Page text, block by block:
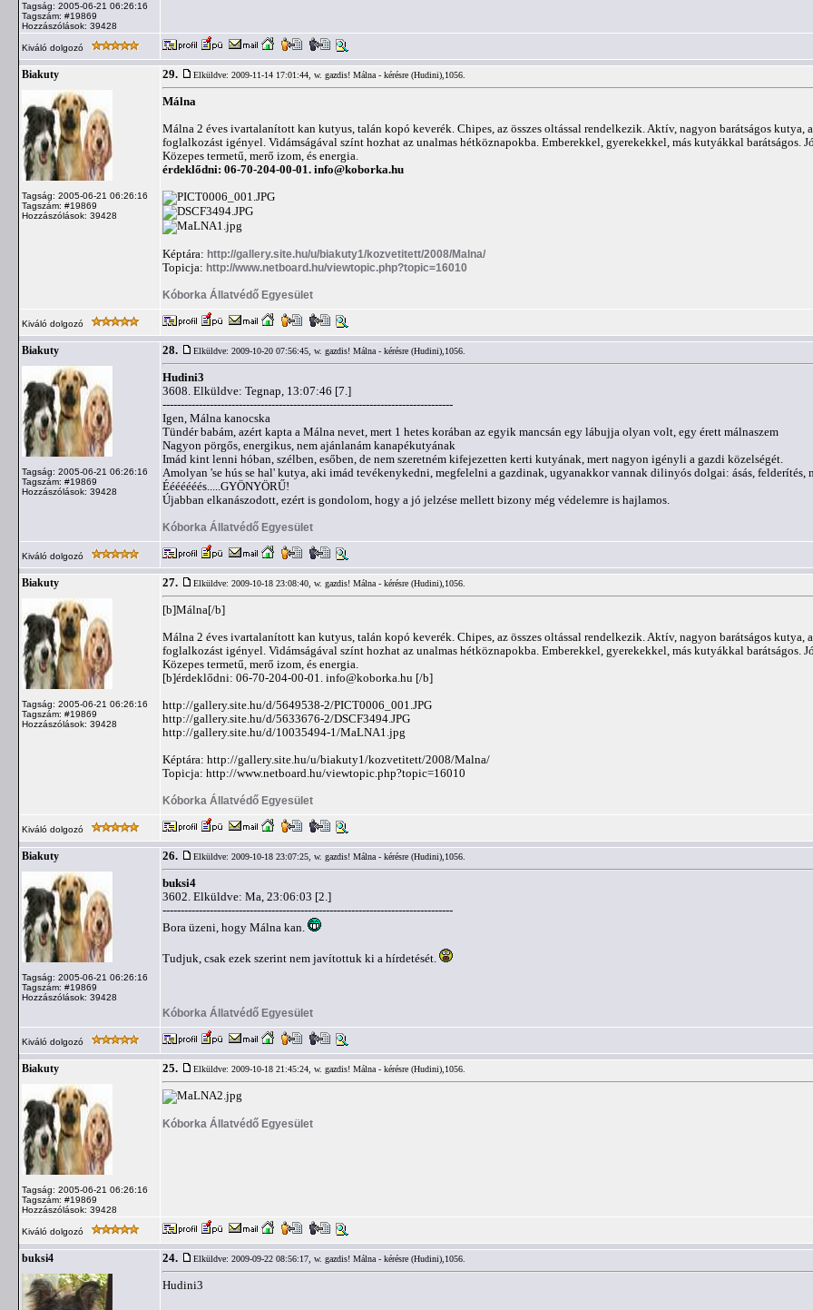
Tagság: 2005-06-21 06:26:16
Tagszám: #19869
Hozzászólások: 39428
Kiváló dolgozó
Biakuty
Tagság: 2005-06-21 06:26:16
Tagszám: #19869
Hozzászólások: 39428
29. Elküldve: 2009-11-14 17:01:44, w. gazdis! Málna - kérésre (Hudini),1056.
Málna
Málna 2 éves ivartalanított kan kutyus, talán kopó keverék. Chipes, az összes oltással rendelkezik. Aktív, nagyon barátságos
foglalkozást igényel. Vidámságával színt hozhat az unalmas hétköznapokba. Emberekkel, gyerekekkel, más kutyákkal barátságos.
Közepes termetű, merő izom, és energia.
érdeklődni: 06-70-204-00-01. info@koborka.hu
Képtára: http://gallery.site.hu/u/biakuty1/kozvetitett/2008/Malna/
Topicja: http://www.netboard.hu/viewtopic.php?topic=16010
Kóborka Állatvédő Egyesület
Kiváló dolgozó
Biakuty
Tagság: 2005-06-21 06:26:16
Tagszám: #19869
Hozzászólások: 39428
28. Elküldve: 2009-10-20 07:56:45, w. gazdis! Málna - kérésre (Hudini),1056.
Hudini3
3608. Elküldve: Tegnap, 13:07:46 [7.]
--------------------------------------------------------------------------------
Igen, Málna kanocska
Tündér babám, azért kapta a Málna nevet, mert 1 hetes korában az egyik mancsán egy lábujja olyan volt, egy érett málnaszem
Nagyon pörgős, energikus, nem ajánlanám kanapékutyának
Imád kint lenni hóban, szélben, esőben, de nem szeretném kifejezetten kerti kutyának, mert nagyon igényli a gazdi közelségét.
Amolyan 'se hús se hal' kutya, aki imád tevékenykedni, megfelelni a gazdinak, ugyanakkor vannak dilinyós dolgai: ásás, felderítés,
Ééééééés.....GYÖNYÖRŰ!
Újabban elkanászodott, ezért is gondolom, hogy a jó jelzése mellett bizony még védelemre is hajlamos.
Kóborka Állatvédő Egyesület
Kiváló dolgozó
Biakuty
Tagság: 2005-06-21 06:26:16
Tagszám: #19869
Hozzászólások: 39428
27. Elküldve: 2009-10-18 23:08:40, w. gazdis! Málna - kérésre (Hudini),1056.
[b]Málna[/b]
Málna 2 éves ivartalanított kan kutyus, talán kopó keverék. Chipes, az összes oltással rendelkezik. Aktív, nagyon barátságos
foglalkozást igényel. Vidámságával színt hozhat az unalmas hétköznapokba. Emberekkel, gyerekekkel, más kutyákkal barátságos.
Közepes termetű, merő izom, és energia.
[b]érdeklődni: 06-70-204-00-01. info@koborka.hu [/b]
http://gallery.site.hu/d/5649538-2/PICT0006_001.JPG
http://gallery.site.hu/d/5633676-2/DSCF3494.JPG
http://gallery.site.hu/d/10035494-1/MaLNA1.jpg
Képtára: http://gallery.site.hu/u/biakuty1/kozvetitett/2008/Malna/
Topicja: http://www.netboard.hu/viewtopic.php?topic=16010
Kóborka Állatvédő Egyesület
Kiváló dolgozó
Biakuty
Tagság: 2005-06-21 06:26:16
Tagszám: #19869
Hozzászólások: 39428
26. Elküldve: 2009-10-18 23:07:25, w. gazdis! Málna - kérésre (Hudini),1056.
buksi4
3602. Elküldve: Ma, 23:06:03 [2.]
--------------------------------------------------------------------------------
Bora üzeni, hogy Málna kan.
Tudjuk, csak ezek szerint nem javítottuk ki a hírdetését.
Kóborka Állatvédő Egyesület
Kiváló dolgozó
Biakuty
Tagság: 2005-06-21 06:26:16
Tagszám: #19869
Hozzászólások: 39428
25. Elküldve: 2009-10-18 21:45:24, w. gazdis! Málna - kérésre (Hudini),1056.
Kóborka Állatvédő Egyesület
Kiváló dolgozó
buksi4 24. Elküldve: 2009-09-22 08:56:17, w. gazdis! Málna - kérésre (Hudini),1056.
Hudini3